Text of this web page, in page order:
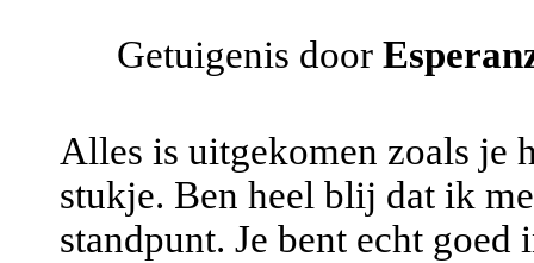
Getuigenis door
Alles is uitgekomen zoals je
stukje. Ben heel blij dat ik
standpunt. Je bent echt